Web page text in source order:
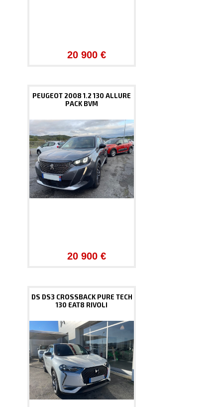
20 900 €
PEUGEOT 2008 1.2 130 ALLURE
PACK BVM
20 900 €
DS DS3 CROSSBACK PURE TECH
130 EAT8 RIVOLI